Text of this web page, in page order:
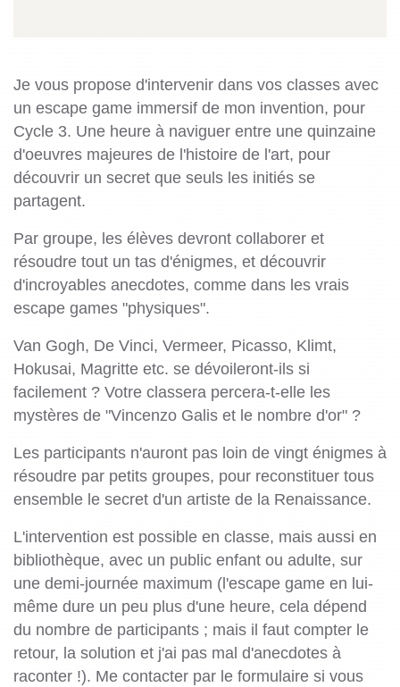
Je vous propose d'intervenir dans vos classes avec
un escape game immersif de mon invention, pour
Cycle 3. Une heure à naviguer entre une quinzaine
d'oeuvres majeures de l'histoire de l'art, pour
découvrir un secret que seuls les initiés se
partagent.
Par groupe, les élèves devront collaborer et
résoudre tout un tas d'énigmes, et découvrir
d'incroyables anecdotes, comme dans les vrais
escape games "physiques".
Van Gogh, De Vinci, Vermeer, Picasso, Klimt,
Hokusai, Magritte etc. se dévoileront-ils si
facilement ? Votre classera percera-t-elle les
mystères de "Vincenzo Galis et le nombre d'or" ?
Les participants n'auront pas loin de vingt énigmes à
résoudre par petits groupes, pour reconstituer tous
ensemble le secret d'un artiste de la Renaissance.
L'intervention est possible en classe, mais aussi en
bibliothèque, avec un public enfant ou adulte, sur
une demi-journée maximum (l'escape game en lui-
même dure un peu plus d'une heure, cela dépend
du nombre de participants ; mais il faut compter le
retour, la solution et j'ai pas mal d'anecdotes à
raconter !). Me contacter par le formulaire si vous